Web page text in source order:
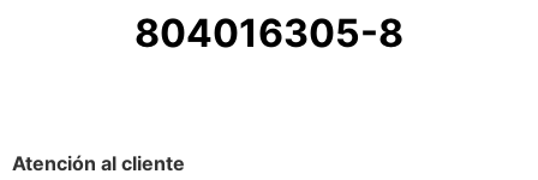
804016305-8
Atención al cliente